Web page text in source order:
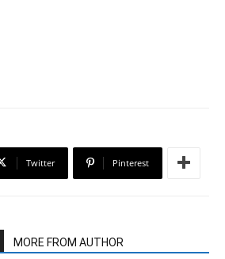
Twitter Pinterest
MORE FROM AUTHOR